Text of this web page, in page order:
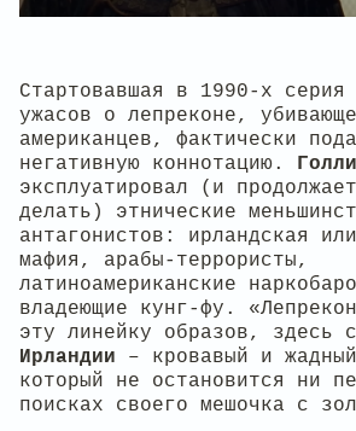
Стартовавшая в 1990-х серия
ужасов о лепреконе,
американцев, фактически
негативную коннотацию.
эксплуатировал (и
делать) этнические
антагонистов: ирландская
мафия, арабы-террористы,
латиноамериканские
владеющие кунг-фу.
эту линейку образов, здесь
Ирландии – кровавый и
который не остановится ни
поисках своего мешочка с